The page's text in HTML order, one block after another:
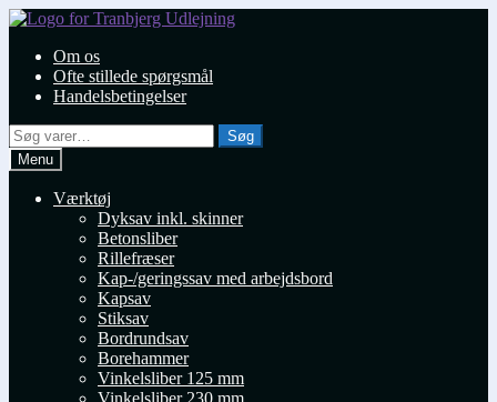
Spring
navigation
Spring
indholdOm os
Ofte stillede spørgsmål
Handelsbetingelser
Søg
efter:
Søg
Menu
Værktøj
Dyksav inkl. skinner
Betonsliber
Rillefræser
Kap-/geringssav med arbejdsbord
Kapsav
Stiksav
Bordrundsav
Borehammer
Vinkelsliber 125 mm
Vinkelsliber 230 mm